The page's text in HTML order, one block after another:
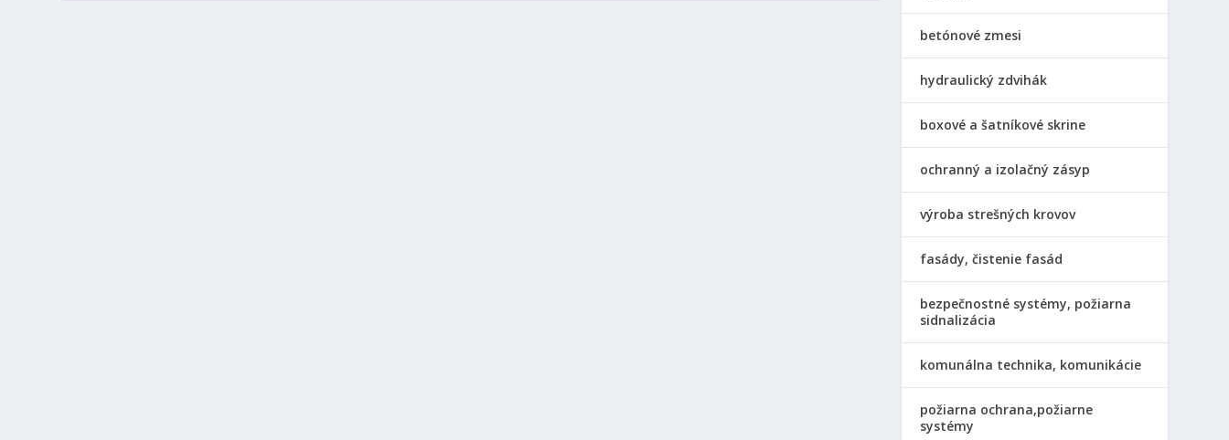
betónové zmesi
hydraulický zdvihák
boxové a šatníkové skrine
ochranný a izolačný zásyp
výroba strešných krovov
fasády, čistenie fasád
bezpečnostné systémy, požiarna
sidnalizácia
komunálna technika, komunikácie
požiarna ochrana,požiarne
systémy